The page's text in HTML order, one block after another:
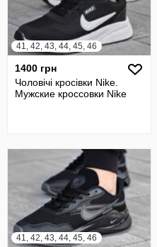
41, 42, 43, 44, 45, 46
1400 грн
Чоловічі кросівки Nike.
Мужские кроссовки Nike
41, 42, 43, 44, 45, 46